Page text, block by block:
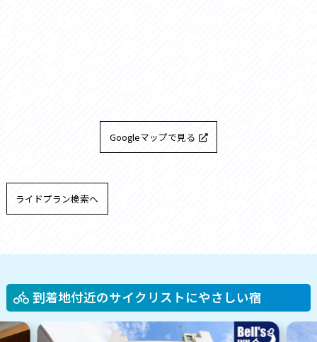
Googleマップで見る
ライドプラン検索へ
到着地付近のサイクリストにやさしい宿